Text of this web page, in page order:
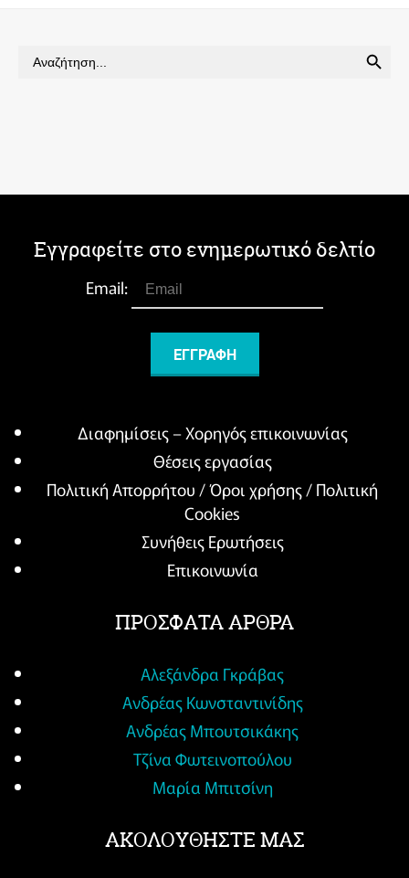
Search
for:
Εγγραφείτε στο ενημερωτικό δελτίο
Email:
Διαφημίσεις – Χορηγός επικοινωνίας
Θέσεις εργασίας
Πολιτική Απορρήτου / Όροι χρήσης / Πολιτική
Cookies
Συνήθεις Ερωτήσεις
Επικοινωνία
ΠΡΟΣΦΑΤΑ ΑΡΘΡΑ
Αλεξάνδρα Γκράβας
Ανδρέας Κωνσταντινίδης
Ανδρέας Μπουτσικάκης
Τζίνα Φωτεινοπούλου
Μαρία Μπιτσίνη
ΑΚΟΛΟΥΘΗΣΤΕ ΜΑΣ